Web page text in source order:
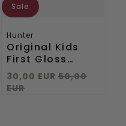
Sale
Hunter
Original Kids
First Gloss
Wellington
Boots Bright
Pink
30,00 EUR 50,00
EUR